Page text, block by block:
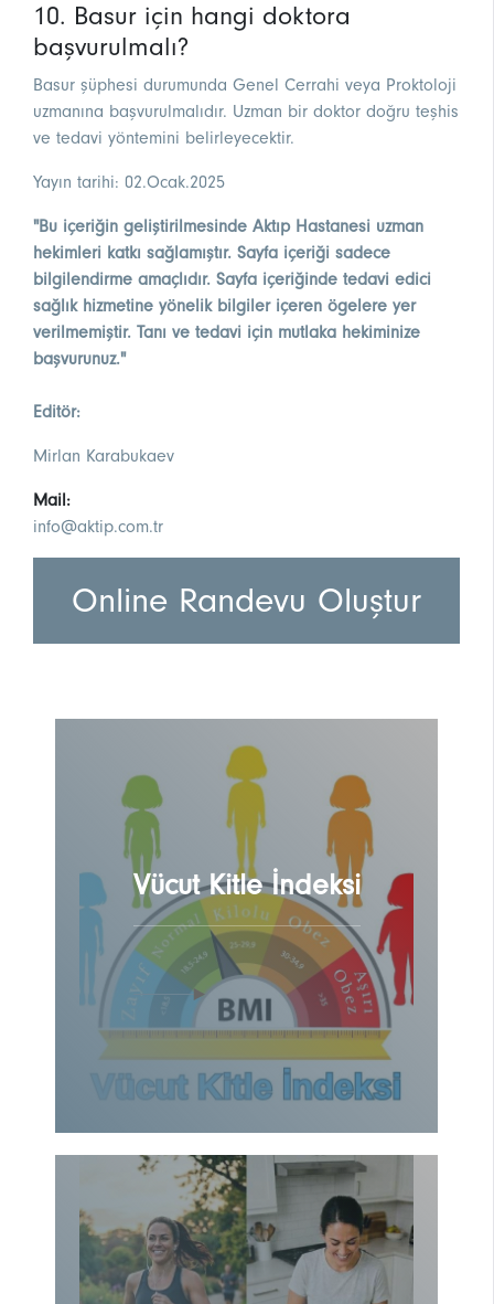
10. Basur için hangi doktora
başvurulmalı?
Basur şüphesi durumunda Genel Cerrahi veya Proktoloji
uzmanına başvurulmalıdır. Uzman bir doktor doğru teşhis
ve tedavi yöntemini belirleyecektir.
Yayın tarihi: 02.Ocak.2025
"Bu içeriğin geliştirilmesinde Aktıp Hastanesi uzman
hekimleri katkı sağlamıştır. Sayfa içeriği sadece
bilgilendirme amaçlıdır. Sayfa içeriğinde tedavi edici
sağlık hizmetine yönelik bilgiler içeren ögelere yer
verilmemiştir. Tanı ve tedavi için mutlaka hekiminize
başvurunuz."
Editör:
Mirlan Karabukaev
Mail:
info@aktip.com.tr
Online Randevu Oluştur
Vücut Kitle İndeksi